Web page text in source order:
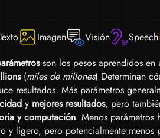
Imagen Visión Speech
son los pesos aprendidos
(miles de millones) Determinan
resultados. Más parámetros
y mejores resultados, pero
y computación. Menos parámetros
y ligero, pero potencialmente menos